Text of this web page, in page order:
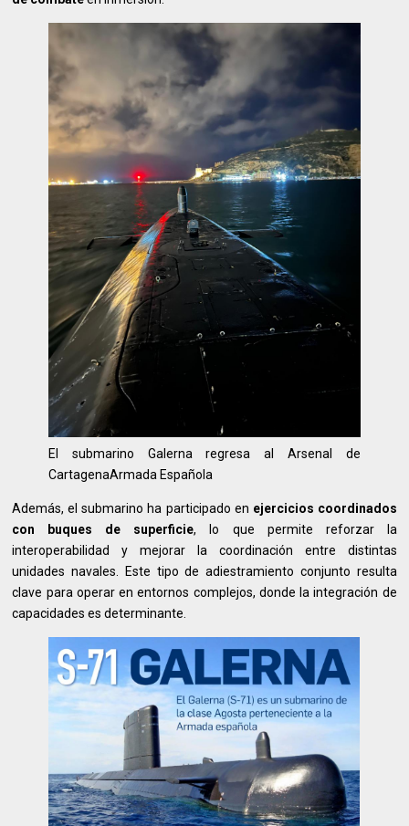
El submarino Galerna regresa al Arsenal de
CartagenaArmada Española
Además, el submarino ha participado en ejercicios coordinados
con buques de superficie, lo que permite reforzar la
interoperabilidad y mejorar la coordinación entre distintas
unidades navales. Este tipo de adiestramiento conjunto resulta
clave para operar en entornos complejos, donde la integración de
capacidades es determinante.